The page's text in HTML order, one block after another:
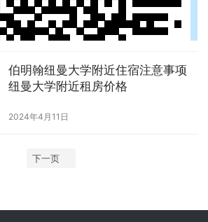
伯明翰纽曼大学附近住宿注意事项
纽曼大学附近租房价格
2024年4月11日
下一页